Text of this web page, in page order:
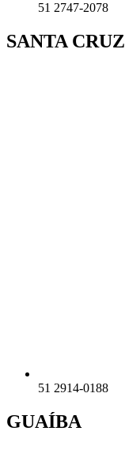
51 2747-2078
SANTA CRUZ
51 2914-0188
GUAÍBA